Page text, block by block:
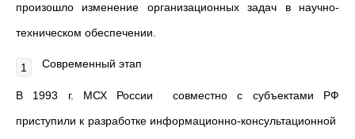
произошло изменение организационных задач в научно-
техническом обеспечении.
Современный этап
В 1993 г. МСХ России совместно с субъектами РФ
приступили к разработке информационно-консультационной